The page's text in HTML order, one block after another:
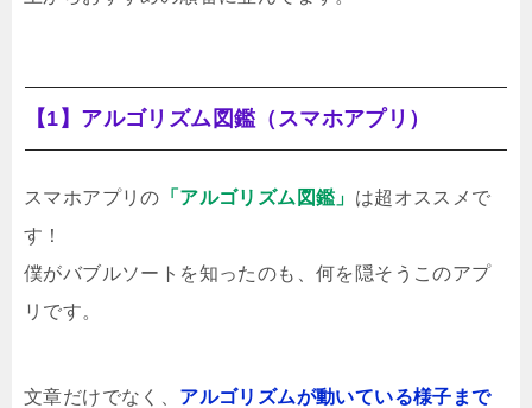
【1】アルゴリズム図鑑（スマホアプリ）
スマホアプリの 「アルゴリズム図鑑」 は超オススメで
す！
僕がバブルソートを知ったのも、何を隠そうこのアプ
リです。
文章だけでなく、 アルゴリズムが動いている様子まで